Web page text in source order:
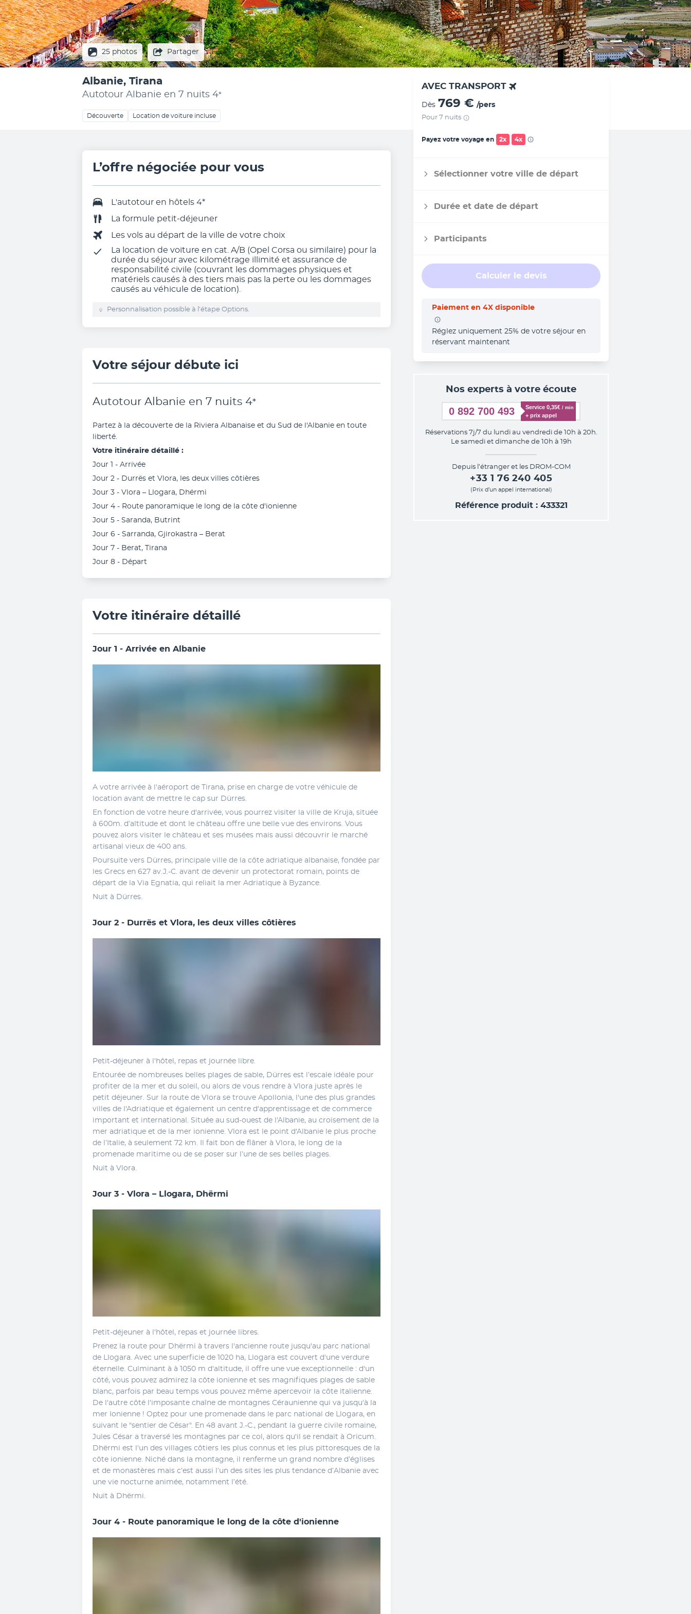
25 photos Partager
Albanie, Tirana
Autotour Albanie en 7 nuits 4*
Découverte Location de voiture incluse
AVEC TRANSPORT
Dès 769 € /pers
Pour 7 nuits
Payez votre voyage en 2x 4x
Sélectionner votre ville de départ
Durée et date de départ
Participants
Calculer le devis
Paiement en 4X disponible
Réglez uniquement 25% de votre séjour en
réservant maintenant
Nos experts à votre écoute
0 892 700 493 Service 0,35€ / min
+ prix appel
Réservations 7j/7 du lundi au vendredi de 10h à 20h.
Le samedi et dimanche de 10h à 19h
Depuis l’étranger et les DROM-COM
+33 1 76 240 405
(Prix d’un appel international)
Référence produit : 433321
L’offre négociée pour vous
L'autotour en hôtels 4*
La formule petit-déjeuner
Les vols au départ de la ville de votre choix
La location de voiture en cat. A/B (Opel Corsa ou similaire) pour la
durée du séjour avec kilométrage illimité et assurance de
responsabilité civile (couvrant les dommages physiques et
matériels causés à des tiers mais pas la perte ou les dommages
causés au véhicule de location).
Personnalisation possible à l’étape Options.
Votre séjour débute ici
Autotour Albanie en 7 nuits 4*
Partez à la découverte de la Riviera Albanaise et du Sud de l'Albanie en toute
liberté.
Votre itinéraire détaillé :
Jour 1 - Arrivée
Jour 2 - Durrës et Vlora, les deux villes côtières
Jour 3 - Vlora – Llogara, Dhërmi
Jour 4 - Route panoramique le long de la côte d'ionienne
Jour 5 - Saranda, Butrint
Jour 6 - Sarranda, Gjirokastra – Berat
Jour 7 - Berat, Tirana
Jour 8 - Départ
Votre itinéraire détaillé
Jour 1 - Arrivée en Albanie
A votre arrivée à l'aéroport de Tirana, prise en charge de votre véhicule de
location avant de mettre le cap sur Dürres.
En fonction de votre heure d'arrivée, vous pourrez visiter la ville de Kruja, située
à 600m. d’altitude et dont le château offre une belle vue des environs. Vous
pouvez alors visiter le château et ses musées mais aussi découvrir le marché
artisanal vieux de 400 ans.
Poursuite vers Dürres, principale ville de la côte adriatique albanaise, fondée par
les Grecs en 627 av.J.-C. avant de devenir un protectorat romain, points de
départ de la Via Egnatia, qui reliait la mer Adriatique à Byzance.
Nuit à Dürres.
Jour 2 - Durrës et Vlora, les deux villes côtières
Petit-déjeuner à l'hôtel, repas et journée libre.
Entourée de nombreuses belles plages de sable, Dürres est l’escale idéale pour
profiter de la mer et du soleil, ou alors de vous rendre à Vlora juste après le
petit déjeuner. Sur la route de Vlora se trouve Apollonia, l'une des plus grandes
villes de l'Adriatique et également un centre d'apprentissage et de commerce
important et international. Située au sud-ouest de l'Albanie, au croisement de la
mer adriatique et de la mer ionienne. Vlora est le point d'Albanie le plus proche
de l’Italie, à seulement 72 km. Il fait bon de flâner à Vlora, le long de la
promenade maritime ou de se poser sur l’une de ses belles plages.
Nuit à Vlora.
Jour 3 - Vlora – Llogara, Dhërmi
Petit-déjeuner à l'hôtel, repas et journée libres.
Prenez la route pour Dhërmi à travers l'ancienne route jusqu'au parc national
de Llogara. Avec une superficie de 1020 ha, Llogara est couvert d'une verdure
éternelle. Culminant à à 1050 m d'altitude, il offre une vue exceptionnelle : d'un
côté, vous pouvez admirez la côte ionienne et ses magnifiques plages de sable
blanc, parfois par beau temps vous pouvez même apercevoir la côte italienne.
De l'autre côté l'imposante chaîne de montagnes Céraunienne qui va jusqu'à la
mer Ionienne ! Optez pour une promenade dans le parc national de Llogara, en
suivant le "sentier de César". En 48 avant J.-C., pendant la guerre civile romaine,
Jules César a traversé les montagnes par ce col, alors qu'il se rendait à Oricum.
Dhërmi est l'un des villages côtiers les plus connus et les plus pittoresques de la
côte ionienne. Niché dans la montagne, il renferme un grand nombre d’églises
et de monastères mais c’est aussi l’un des sites les plus tendance d’Albanie avec
une vie nocturne animée, notamment l’été.
Nuit à Dhërmi.
Jour 4 - Route panoramique le long de la côte d'ionienne